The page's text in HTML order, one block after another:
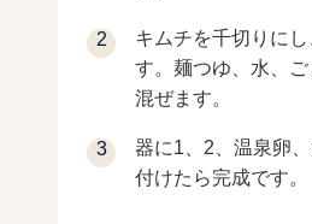
キムチを千切りに
す。麺つゆ、水、ご
混ぜます。
器に1、2、温泉卵
付けたら完成です。